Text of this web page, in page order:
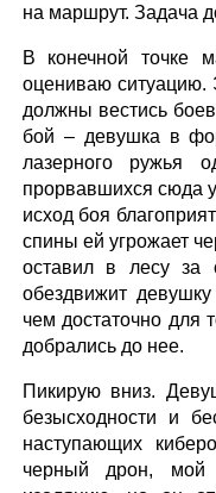
на маршрут. Задача
В конечной точке
оцениваю ситуацию.
должны вестись
бой – девушка в
лазерного ружья
прорвавшихся сюда
исход боя
спины ей угрожает
оставил в лесу за
обездвижит
чем достаточно для
добрались до нее.
Пикирую вниз.
безысходности и
наступающих
черный дрон, мой